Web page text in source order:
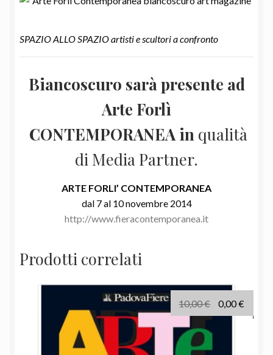
SPAZIO ALLO SPAZIO artisti e scultori a confronto
Biancoscuro sarà presente ad
Arte Forlì
CONTEMPORANEA in qualità
di Media Partner.
ARTE FORLI’ CONTEMPORANEA
dal 7 al 10 novembre 2014
http://www.fieracontemporanea.it
Prodotti correlati
10,00€
prezzo
originale
era:
0,00€